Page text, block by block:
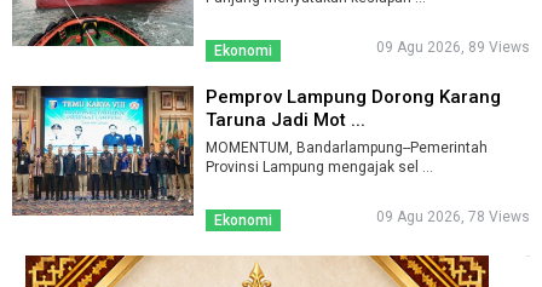
Ekonomi 09 Agu 2026, 89 Views
Pemprov Lampung Dorong Karang
Taruna Jadi Mot ...
MOMENTUM, Bandarlampung--Pemerintah
Provinsi Lampung mengajak sel ...
Ekonomi 09 Agu 2026, 78 Views